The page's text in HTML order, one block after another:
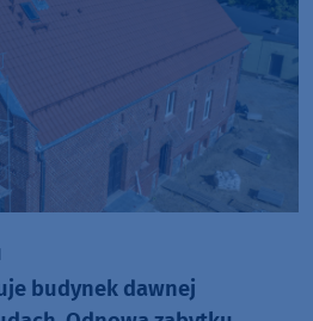
budynek dawnej